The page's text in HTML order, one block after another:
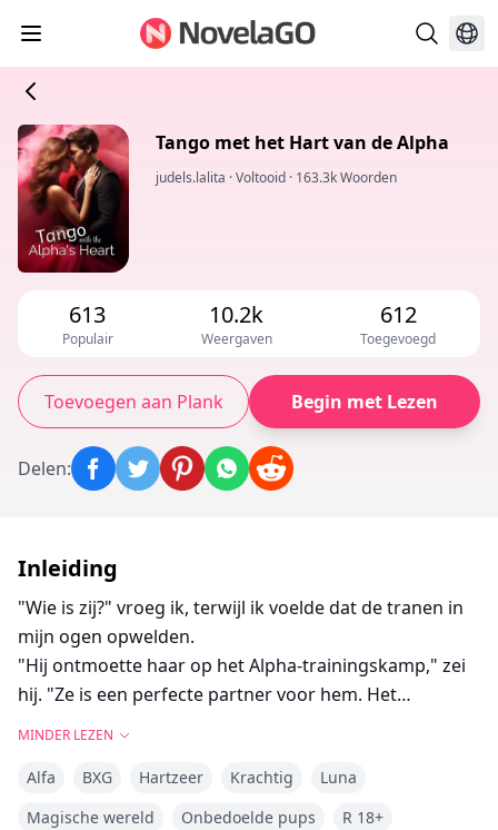
Tango met het Hart van de Alpha
judels.lalita ·Voltooid · 163.3k Woorden
613
Populair
10.2k
Weergaven
612
Toegevoegd
Toevoegen aan Plank Begin met Lezen
Delen:
Inleiding
"Wie is zij?" vroeg ik, terwijl ik voelde dat de tranen in
mijn ogen opwelden.
"Hij ontmoette haar op het Alpha-trainingskamp," zei
hij. "Ze is een perfecte partner voor hem. Het
Mijn hart zonk, en tranen rolden over mijn wangen.
Alexander nam mijn onschuld gisteravond, en nu
MINDER LEZEN
Alfa BXG Hartzeer Krachtig
Luna
Magische wereld
Onbedoelde pups
R 18+